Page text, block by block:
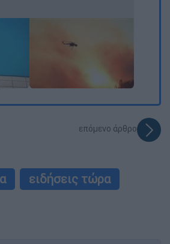
επόμενο άρθρο
ειδήσεις τώρα